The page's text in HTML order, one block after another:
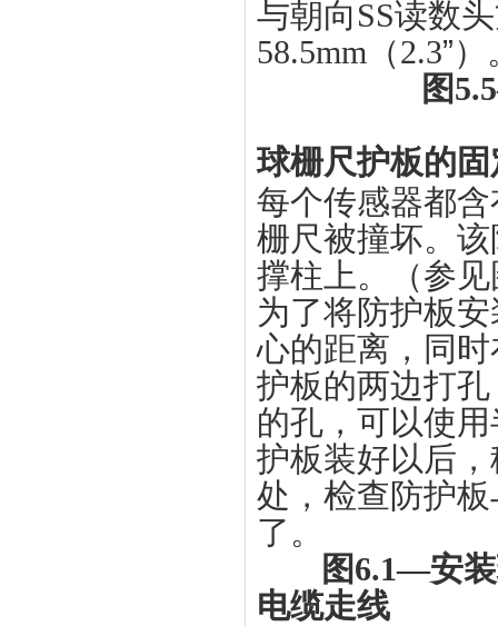
与朝向SS读数
58.5mm（2.3”）
图
球栅尺护板的固
每个传感器都
栅尺被撞坏。
撑柱上。（参见
为了将防护板
心的距离，同
护板的两边打孔
的孔，可以使
护板装好以后
处，检查防护
了。
图6.1—安
电缆走线